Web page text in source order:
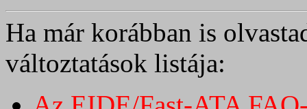
Ha már korábban is
változtatások listája: